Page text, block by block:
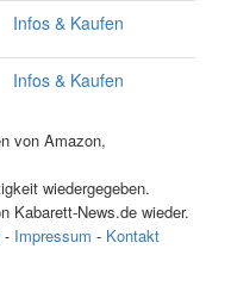
Infos & Kaufen
Infos & Kaufen
von Amazon,
wiedergegeben.
Kabarett-News.de wieder.
- Impressum - Kontakt